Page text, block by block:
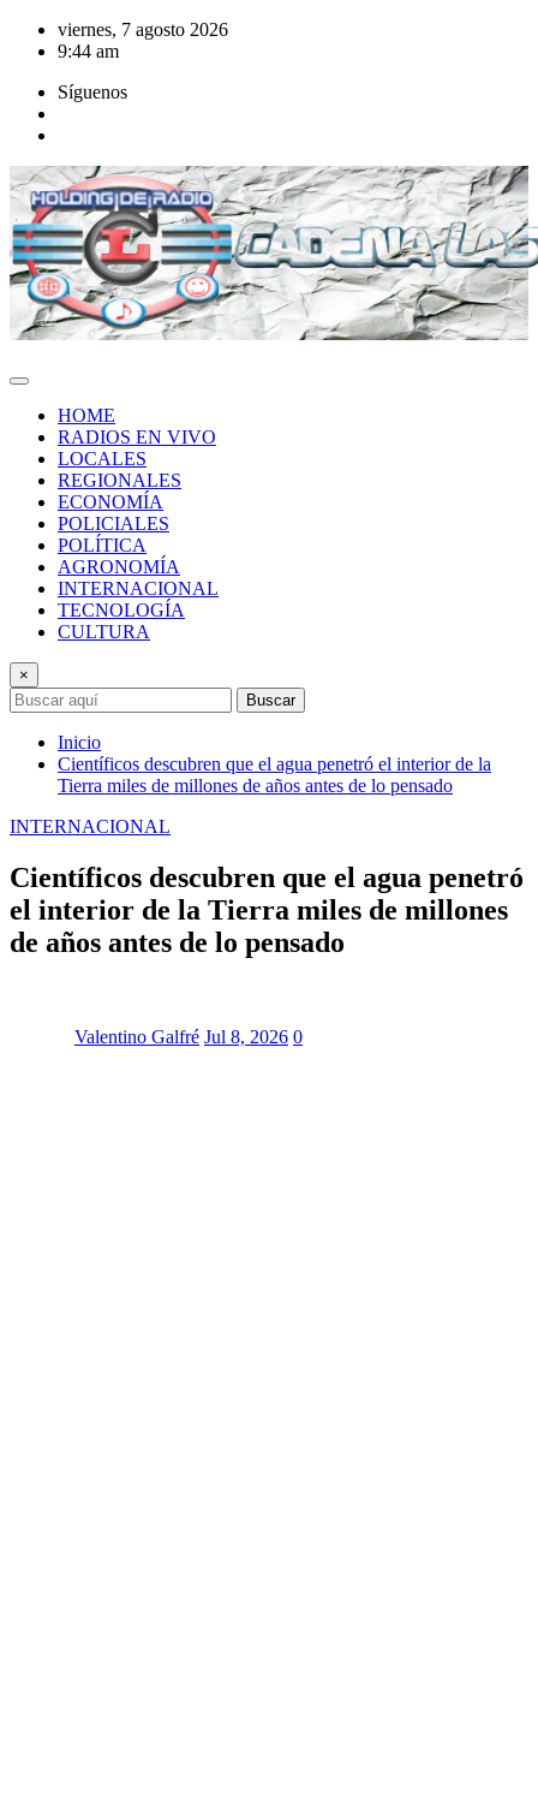
Saltar
viernes, 7 agosto 2026
9:44 am
Síguenos
HOME
RADIOS EN VIVO
LOCALES
REGIONALES
ECONOMÍA
POLICIALES
POLÍTICA
AGRONOMÍA
INTERNACIONAL
TECNOLOGÍA
CULTURA
×
Buscar
Inicio
Científicos descubren que el agua penetró el interior de la
Tierra miles de millones de años antes de lo pensado
INTERNACIONAL
Científicos descubren que el agua penetró
el interior de la Tierra miles de millones
de años antes de lo pensado
Valentino Galfré Jul 8, 2026 0